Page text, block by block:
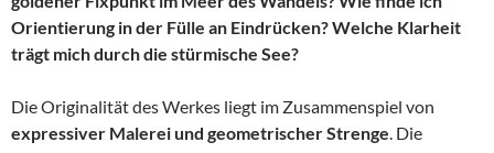
Orientierung in der Fülle an Eindrücken? Welche Klarheit
trägt mich durch die stürmische See?
Die Originalität des Werkes liegt im Zusammenspiel von
expressiver Malerei und geometrischer Strenge. Die